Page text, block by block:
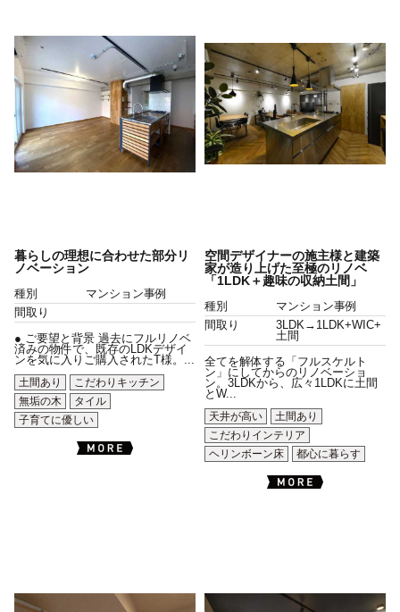
暮らしの理想に合わせた部分リ
ノベーション
種別
マンション事例
間取り
● ご要望と背景 過去にフルリノベ
済みの物件で、既存のLDKデザイ
ンを気に入りご購入されたT様。...
土間あり
こだわりキッチン
無垢の木
タイル
子育てに優しい
空間デザイナーの施主様と建築
家が造り上げた至極のリノベ
「1LDK＋趣味の収納土間」
種別
マンション事例
間取り
3LDK→1LDK+WIC+
土間
全てを解体する「フルスケルト
ン」にしてからのリノベーショ
ン。3LDKから、広々1LDKに土間
とW...
天井が高い
土間あり
こだわりインテリア
ヘリンボーン床
都心に暮らす